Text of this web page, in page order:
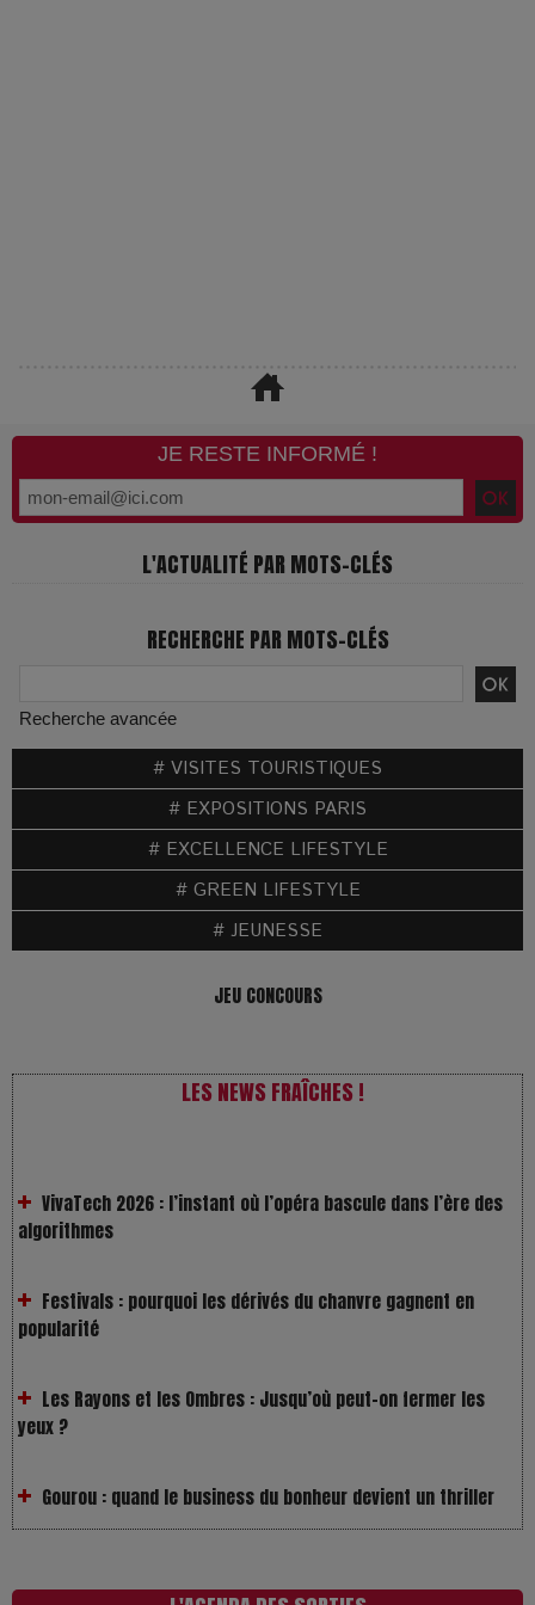
JE RESTE INFORMÉ !
L'ACTUALITÉ PAR MOTS-CLÉS
RECHERCHE PAR MOTS-CLÉS
Recherche avancée
# VISITES TOURISTIQUES
# EXPOSITIONS PARIS
# EXCELLENCE LIFESTYLE
# GREEN LIFESTYLE
# JEUNESSE
JEU CONCOURS
LES NEWS FRAÎCHES !